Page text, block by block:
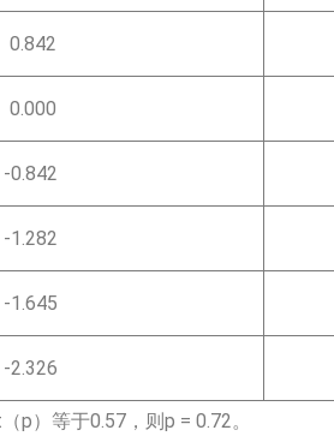
0.842
0.000
-0.842
-1.282
-1.645
-2.326
p）等于0.57，则p = 0.72。